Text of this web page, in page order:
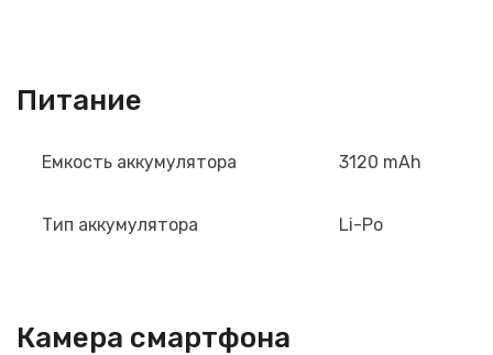
Питание
Емкость аккумулятора 3120 mAh
Тип аккумулятора Li-Po
Камера смартфона